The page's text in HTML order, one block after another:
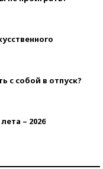
с собой в отпуск?
– 2026